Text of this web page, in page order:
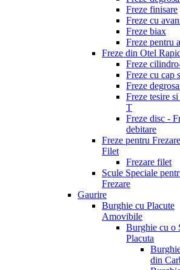
Freze finisare
Freze cu
Freze biax
Freze pentru
Freze din Otel
Freze
Freze cu cap
Freze
Freze tesire
T
Freze disc -
debitare
Freze pentru Frezare
Filet
Frezare filet
Scule Speciale
Frezare
Gaurire
Burghie cu Placute
Amovibile
Burghie cu o
Placuta
din